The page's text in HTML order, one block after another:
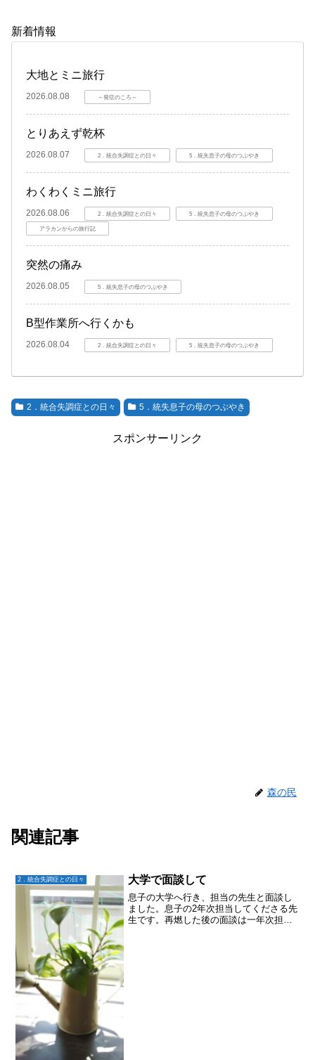
新着情報
大地とミニ旅行
2026.08.08 ～発症のころ～
とりあえず乾杯
2026.08.07 2．統合失調症との日々 5．統失息子の母のつぶやき
わくわくミニ旅行
2026.08.06 2．統合失調症との日々 5．統失息子の母のつぶやき
アラカンからの旅行記
突然の痛み
2026.08.05 5．統失息子の母のつぶやき
B型作業所へ行くかも
2026.08.04 2．統合失調症との日々 5．統失息子の母のつぶやき
2．統合失調症との日々 5．統失息子の母のつぶやき
スポンサーリンク
森の民
関連記事
2．統合失調症との日々 大学で面談して
息子の大学へ行き、担当の先生と面談し
ました。息子の2年次担当してくださる先
生です。再燃した後の面談は一年次担当